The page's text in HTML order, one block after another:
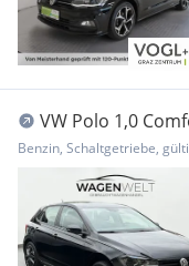
VW Polo 1,0
Benzin, Schaltgetriebe,